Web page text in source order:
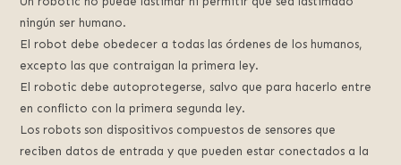
ningún ser humano.
El robot debe obedecer a todas las órdenes de los humanos,
excepto las que contraigan la primera ley.
El robotic debe autoprotegerse, salvo que para hacerlo entre
en conflicto con la primera segunda ley.
Los robots son dispositivos compuestos de sensores que
reciben datos de entrada y que pueden estar conectados a la